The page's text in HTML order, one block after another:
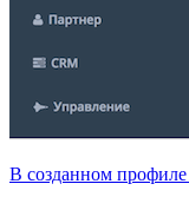
В созданном профиле